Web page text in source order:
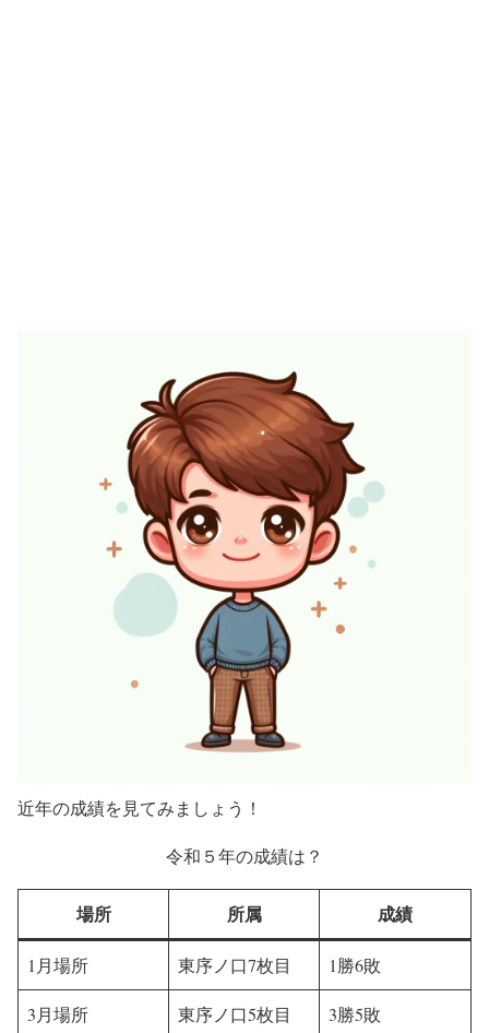
近年の成績を見てみましょう！
令和５年の成績は？
場所 所属 成績
1月場所 東序ノ口7枚目 1勝6敗
3月場所 東序ノ口5枚目 3勝5敗